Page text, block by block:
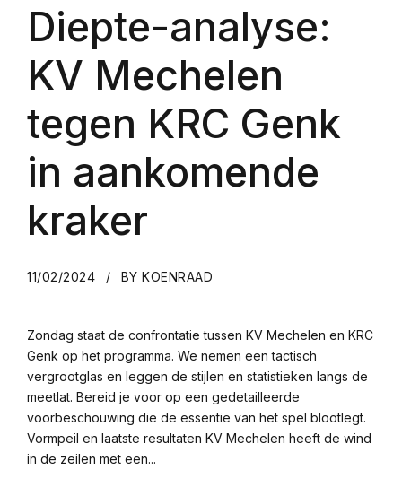
Diepte-analyse:
KV Mechelen
tegen KRC Genk
in aankomende
kraker
11/02/2024 BY KOENRAAD
Zondag staat de confrontatie tussen KV Mechelen en KRC
Genk op het programma. We nemen een tactisch
vergrootglas en leggen de stijlen en statistieken langs de
meetlat. Bereid je voor op een gedetailleerde
voorbeschouwing die de essentie van het spel blootlegt.
Vormpeil en laatste resultaten KV Mechelen heeft de wind
in de zeilen met een...